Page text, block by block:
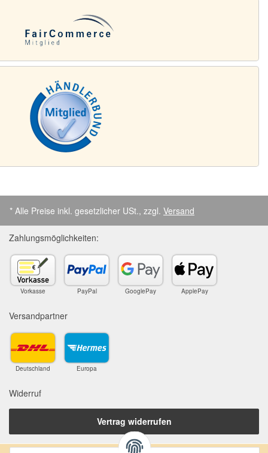
* Alle Preise inkl. gesetzlicher USt., zzgl. Versand
Zahlungsmöglichkeiten:
Vorkasse PayPal GooglePay ApplePay
Versandpartner
Deutschland Europa
Widerruf
Vertrag widerrufen